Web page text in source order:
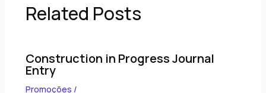
Related Posts
Construction in Progress Journal
Entry
Promoções /